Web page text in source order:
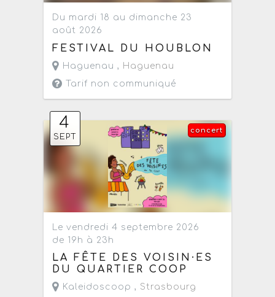
Du mardi 18 au dimanche 23
août 2026
FESTIVAL DU HOUBLON
Haguenau , Haguenau
Tarif non communiqué
4
SEPT
concert
Le vendredi 4 septembre 2026
de 19h à 23h
LA FÊTE DES VOISIN·ES
DU QUARTIER COOP
Kaleidoscoop , Strasbourg